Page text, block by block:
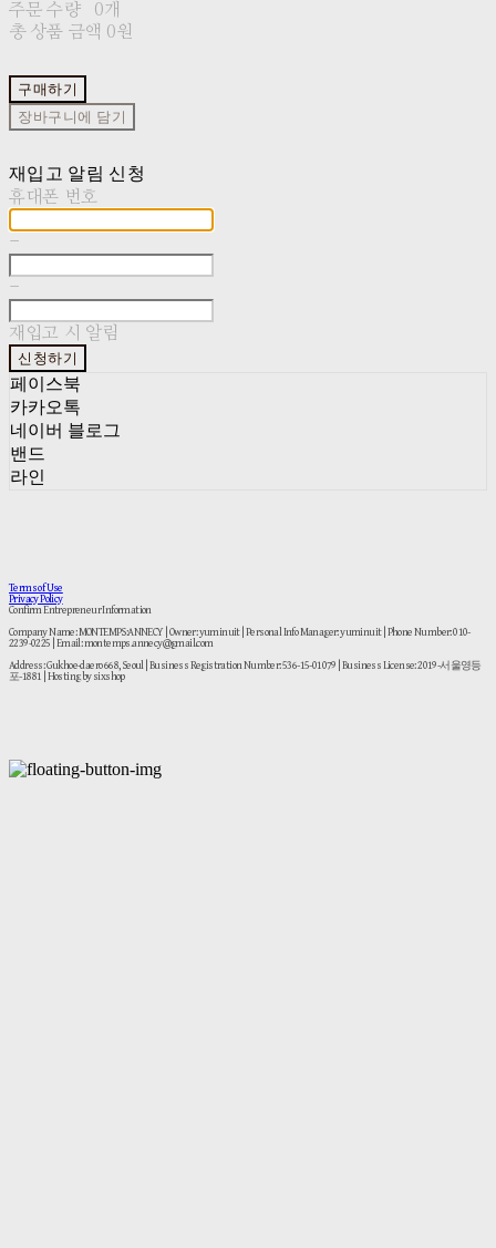
주문 수량
0개
총 상품 금액 0원
구매하기
장바구니에 담기
재입고 알림 신청
휴대폰 번호
-
-
재입고 시 알림
신청하기
페이스북
카카오톡
네이버 블로그
밴드
라인
Terms of Use
Privacy Policy
Confirm Entrepreneur Information
Company Name: MONTEMPS:ANNECY | Owner: yuminuit | Personal Info Manager: yuminuit | Phone Number: 010-
2239-0225 | Email: montemps.annecy@gmail.com
Address: Gukhoe-daero 668, Seoul | Business Registration Number:536-15-01079 | Business License:2019-서울영등
포-1881 | Hosting by sixshop